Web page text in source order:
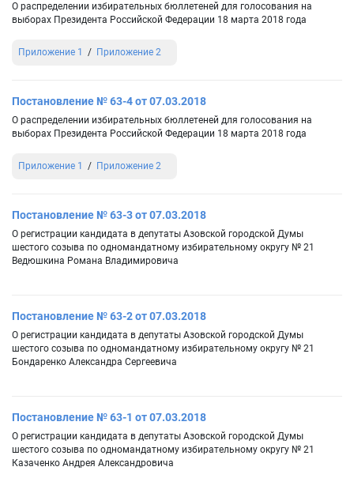
О распределении избирательных бюллетеней для голосования на
выборах Президента Российской Федерации 18 марта 2018 года
Приложение 1 Приложение 2
Постановление № 63-4 от 07.03.2018
О распределении избирательных бюллетеней для голосования на
выборах Президента Российской Федерации 18 марта 2018 года
Приложение 1 Приложение 2
Постановление № 63-3 от 07.03.2018
О регистрации кандидата в депутаты Азовской городской Думы
шестого созыва по одномандатному избирательному округу № 21
Ведюшкина Романа Владимировича
Постановление № 63-2 от 07.03.2018
О регистрации кандидата в депутаты Азовской городской Думы
шестого созыва по одномандатному избирательному округу № 21
Бондаренко Александра Сергеевича
Постановление № 63-1 от 07.03.2018
О регистрации кандидата в депутаты Азовской городской Думы
шестого созыва по одномандатному избирательному округу № 21
Казаченко Андрея Александровича